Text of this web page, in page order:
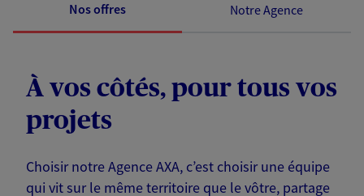
Nos offres Notre Agence
À vos côtés, pour tous vos
projets
Choisir notre Agence AXA, c’est choisir une équipe
qui vit sur le même territoire que le vôtre, partage